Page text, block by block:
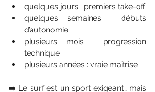
quelques jours : premiers take-off
quelques semaines : débuts
d’autonomie
plusieurs mois : progression
technique
plusieurs années : vraie maîtrise
➡️ Le surf est un sport exigeant… mais